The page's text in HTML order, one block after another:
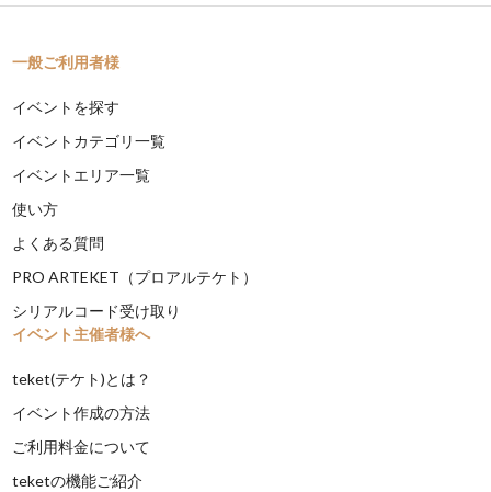
一般ご利用者様
イベントを探す
イベントカテゴリ一覧
イベントエリア一覧
使い方
よくある質問
PRO ARTEKET（プロアルテケト）
シリアルコード受け取り
イベント主催者様へ
teket(テケト)とは？
イベント作成の方法
ご利用料金について
teketの機能ご紹介